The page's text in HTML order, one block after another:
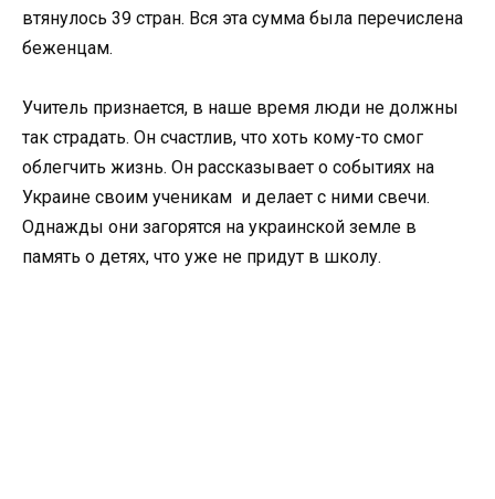
втянулось 39 стран. Вся эта сумма была перечислена
беженцам.
Учитель признается, в наше время люди не должны
так страдать. Он счастлив, что хоть кому-то смог
облегчить жизнь. Он рассказывает о событиях на
Украине своим ученикам и делает с ними свечи.
Однажды они загорятся на украинской земле в
память о детях, что уже не придут в школу.